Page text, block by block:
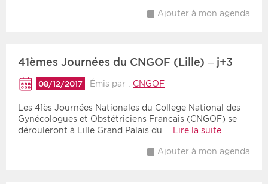
Ajouter à mon agenda
41èmes Journées du CNGOF (Lille) – j+3
08/12/2017 Émis par : CNGOF
Les 41ès Journées Nationales du College National des
Gynécologues et Obstétriciens Francais (CNGOF) se
dérouleront à Lille Grand Palais du…
Lire la suite
Ajouter à mon agenda